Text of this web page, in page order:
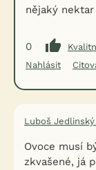
nějaký
0
Nahlásit
Luboš Jedlinský
Ovoce musí
zkvašené, já